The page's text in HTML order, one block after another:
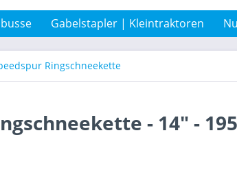
Gabelstapler | Kleintraktoren
Ringschneekette
- 14" -